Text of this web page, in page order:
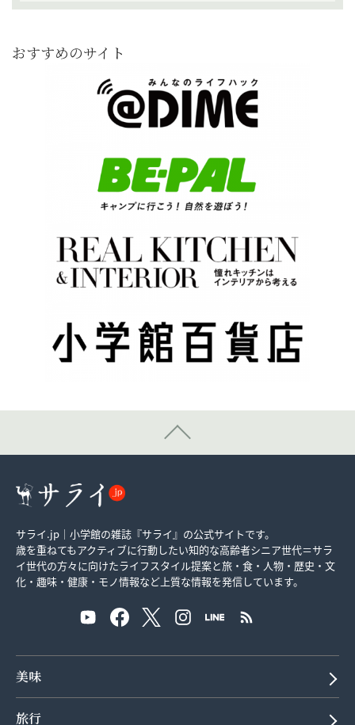
おすすめのサイト
サライ.jp｜小学館の雑誌『サライ』の公式サイトです。
歳を重ねてもアクティブに行動したい知的な高齢者シニア世代＝サラ
イ世代の方々に向けたライフスタイル提案と旅・食・人物・歴史・文
化・趣味・健康・モノ情報など上質な情報を発信しています。
美味
旅行